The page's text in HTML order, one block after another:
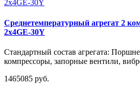
Среднетемпературный агрегат 2
2х4GE-30Y
Стандартный состав агрегата:
компрессоры, запорные вентили,
1465085 руб.